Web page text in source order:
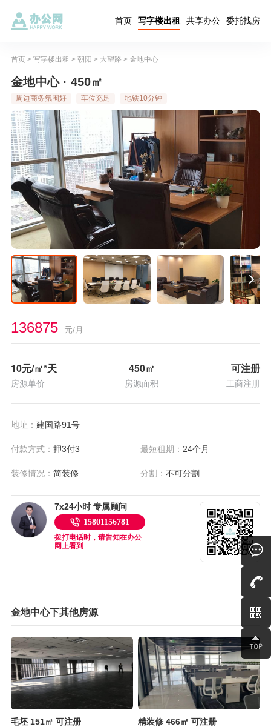
首页 写字楼出租 共享办公 委托找房
首页> 写字楼出租 > 朝阳 > 大望路 > 金地中心
金地中心 · 450㎡
周边商务氛围好 车位充足 地铁10分钟
136875 元/月
10元/㎡*天
房源单价
450㎡
房源面积
可注册
工商注册
地址： 建国路91号
付款方式： 押3付3 最短租期： 24个月
装修情况： 简装修 分割：不可分割
7x24小时 专属顾问
15801156781
拨打电话时，请告知在办公
网上看到
金地中心下其他房源
毛坯 151㎡ 可注册
精装修 466㎡ 可注册